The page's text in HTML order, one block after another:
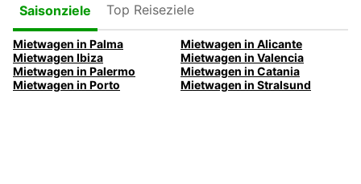
Saisonziele
Top Reiseziele
Mietwagen in Palma
Mietwagen in Alicante
Mietwagen Ibiza
Mietwagen in Valencia
Mietwagen in Palermo
Mietwagen in Catania
Mietwagen in Porto
Mietwagen in Stralsund